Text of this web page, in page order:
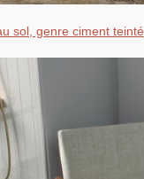
sol, genre ciment teinté